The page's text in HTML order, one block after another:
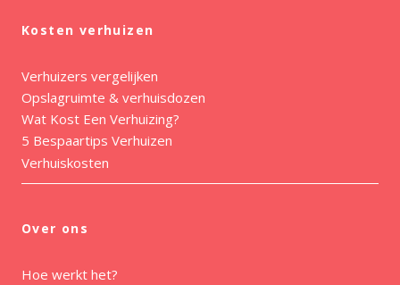
Kosten verhuizen
Verhuizers vergelijken
Opslagruimte & verhuisdozen
Wat Kost Een Verhuizing?
5 Bespaartips Verhuizen
Verhuiskosten
Over ons
Hoe werkt het?